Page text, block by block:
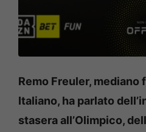
Remo Freuler, mediano
Italiano, ha parlato
stasera all’Olimpico,